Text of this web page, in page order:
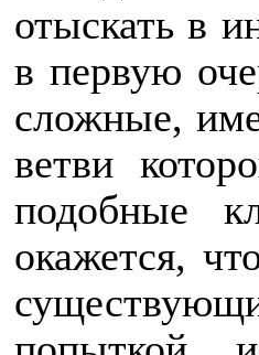
отыскать в
в первую
сложные,
ветви
подобные
окажется,